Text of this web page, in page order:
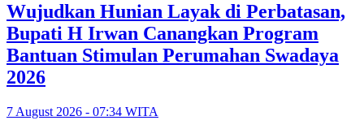
Wujudkan Hunian Layak di Perbatasan,
Bupati H Irwan Canangkan Program
Bantuan Stimulan Perumahan Swadaya
2026
7 August 2026 - 07:34 WITA